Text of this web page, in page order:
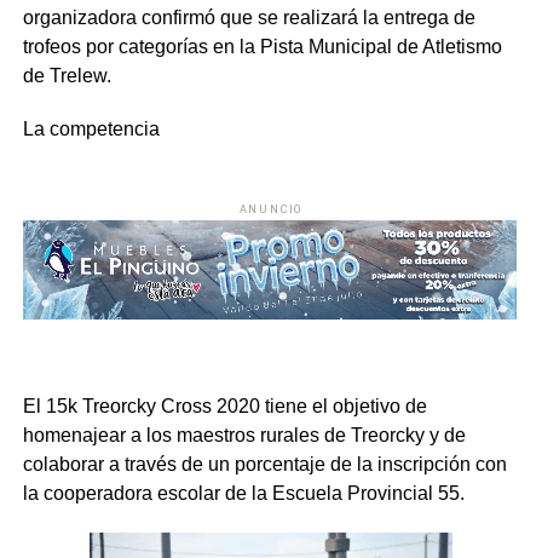
organizadora confirmó que se realizará la entrega de
trofeos por categorías en la Pista Municipal de Atletismo
de Trelew.
La competencia
ANUNCIO
El 15k Treorcky Cross 2020 tiene el objetivo de
homenajear a los maestros rurales de Treorcky y de
colaborar a través de un porcentaje de la inscripción con
la cooperadora escolar de la Escuela Provincial 55.